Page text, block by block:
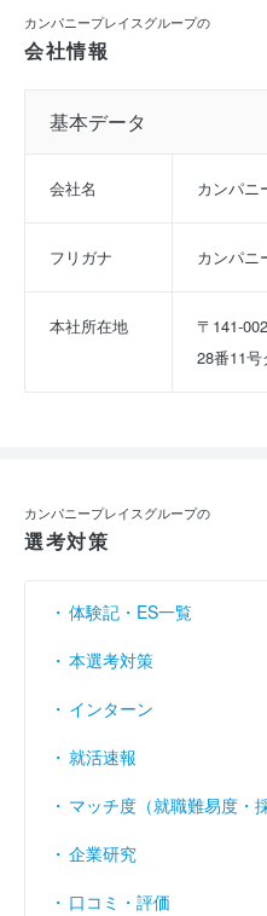
カンパニープレイスグループの
会社情報
基本データ
会社名 カンパニ
フリガナ カンパニ
本社所在地
〒141-
28番11
カンパニープレイスグループの
選考対策
体験記・ES一覧
本選考対策
インターン
就活速報
マッチ度（就職難易度・
企業研究
口コミ・評価